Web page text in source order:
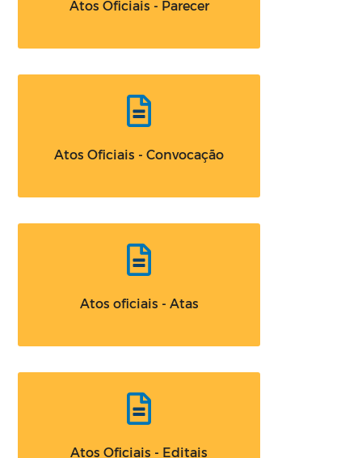
Atos Oficiais - Parecer
Atos Oficiais - Convocação
Atos oficiais - Atas
Atos Oficiais - Editais